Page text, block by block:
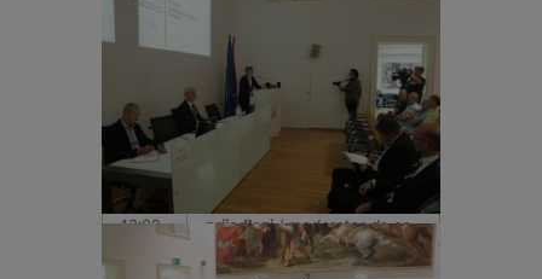
električne energije
dr. sc.Lahorko Wagmann,
dipl. ing., Hrvatska
energetska regulatorna
12:30-
13:00
Rasprava: pitanja, komentari,
prijedlozi/moderator dr. sc.
Mladen Zeljko, zamjenik
predsjednika Znanstvenog